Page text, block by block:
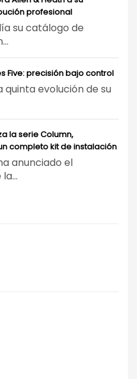
profesional
su catálogo de
Five: precisión bajo control
quinta evolución de su
la serie Column,
completo kit de instalación
anunciado el